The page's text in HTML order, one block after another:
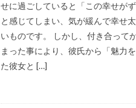
せに過ごしていると「この幸せがず
と感じてしまい、気が緩んで幸せ
いものです。 しかし、付き合って
まった事により、彼氏から「魅力
た彼女と […]